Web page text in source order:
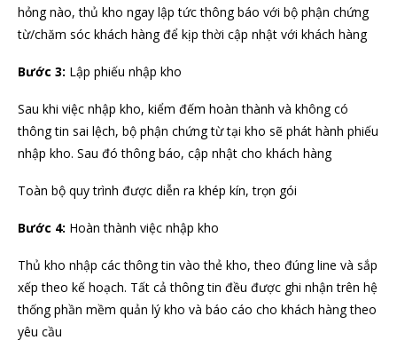
hỏng nào, thủ kho ngay lập tức thông báo với bộ phận chứng
từ/chăm sóc khách hàng để kịp thời cập nhật với khách hàng
Bước 3: Lập phiếu nhập kho
Sau khi việc nhập kho, kiểm đếm hoàn thành và không có
thông tin sai lệch, bộ phận chứng từ tại kho sẽ phát hành phiếu
nhập kho. Sau đó thông báo, cập nhật cho khách hàng
Toàn bộ quy trình được diễn ra khép kín, trọn gói
Bước 4: Hoàn thành việc nhập kho
Thủ kho nhập các thông tin vào thẻ kho, theo đúng line và sắp
xếp theo kế hoạch. Tất cả thông tin đều được ghi nhận trên hệ
thống phần mềm quản lý kho và báo cáo cho khách hàng theo
yêu cầu